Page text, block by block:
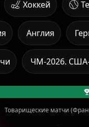
Хоккей
Англия
ЧМ-2026.
Товарищеские матчи